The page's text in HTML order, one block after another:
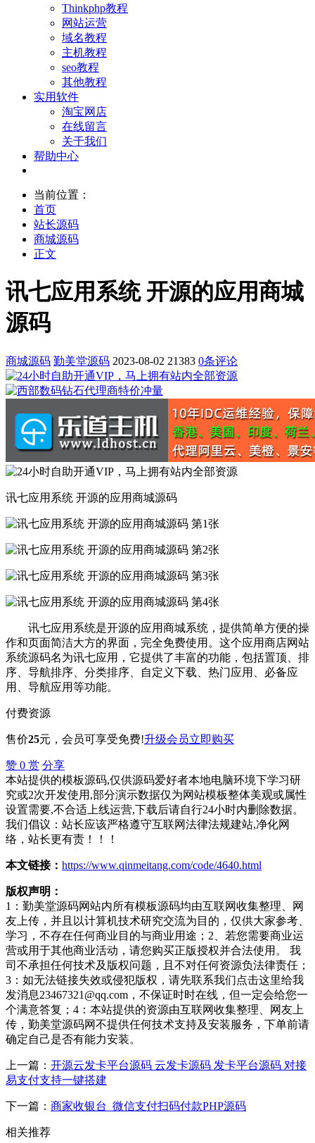
Thinkphp教程
网站运营
域名教程
主机教程
seo教程
其他教程
实用软件
淘宝网店
在线留言
关于我们
帮助中心
当前位置：
首页
站长源码
商城源码
正文
讯七应用系统 开源的应用商城
源码
商城源码 勤美堂源码 2023-08-02 21383 0条评论
讯七应用系统 开源的应用商城源码
讯七应用系统是开源的应用商城系统，提供简单方便的操
作和页面简洁大方的界面，完全免费使用。这个应用商店网站
系统源码名为讯七应用，它提供了丰富的功能，包括置顶、排
序、导航排序、分类排序、自定义下载、热门应用、必备应
用、导航应用等功能。
付费资源
售价25元 ，会员可享受免费!升级会员立即购买
赞 0 赏 分享
本站提供的模板源码,仅供源码爱好者本地电脑环境下学习研
究或2次开发使用,部分演示数据仅为网站模板整体美观或属性
设置需要,不合适上线运营,下载后请自行24小时内删除数据。
我们倡议：站长应该严格遵守互联网法律法规建站,净化网
络，站长更有责！！！
本文链接： https://www.qinmeitang.com/code/4640.html
版权声明：
1：勤美堂源码网站内所有模板源码均由互联网收集整理、网
友上传，并且以计算机技术研究交流为目的，仅供大家参考、
学习，不存在任何商业目的与商业用途；2、若您需要商业运
营或用于其他商业活动，请您购买正版授权并合法使用。 我
司不承担任何技术及版权问题，且不对任何资源负法律责任；
3：如无法链接失效或侵犯版权，请先联系我们点击这里给我
发消息23467321@qq.com，不保证时时在线，但一定会给您一
个满意答复；4：本站提供的资源由互联网收集整理、网友上
传，勤美堂源码网不提供任何技术支持及安装服务，下单前请
确定自己是否有能力安装。
上一篇： 开源云发卡平台源码 云发卡源码 发卡平台源码 对接
易支付支持一键搭建
下一篇： 商家收银台_微信支付扫码付款PHP源码
相关推荐